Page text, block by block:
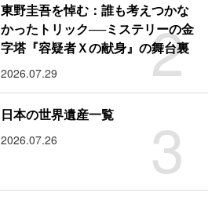
2
東野圭吾を悼む：誰も考えつかな
かったトリック──ミステリーの金
字塔『容疑者Ｘの献身』の舞台裏
2026.07.29
3
日本の世界遺産一覧
2026.07.26